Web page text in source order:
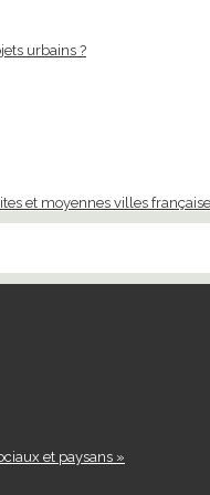
urbains ?
et moyennes villes
et paysans »